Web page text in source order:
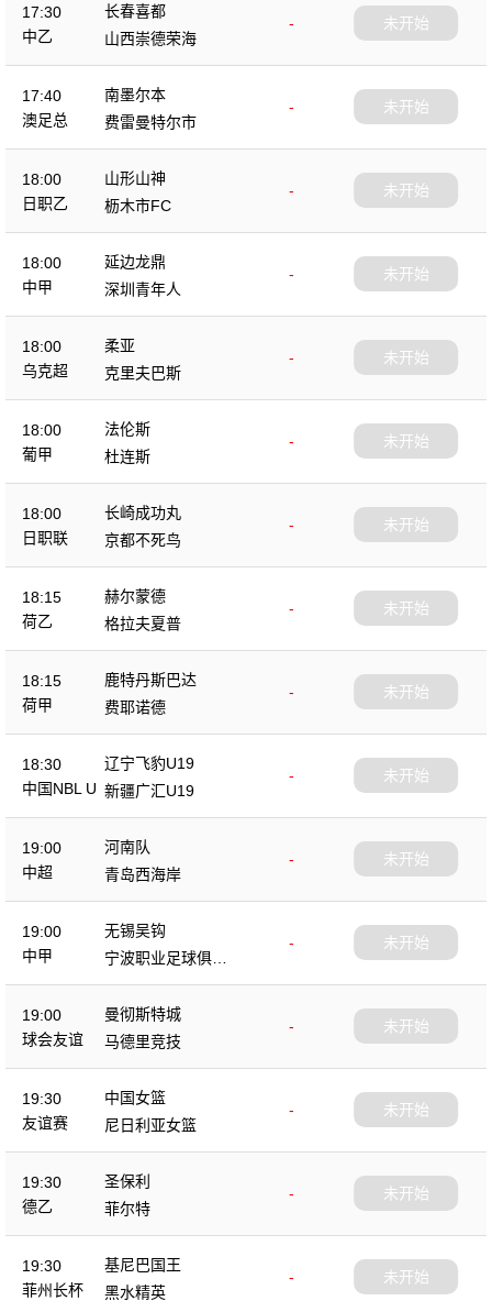
17:30
中乙
长春喜都
-
山西崇德荣海
未开始
17:40
澳足总
南墨尔本
-
费雷曼特尔市
未开始
18:00
日职乙
山形山神
-
枥木市FC
未开始
18:00
中甲
延边龙鼎
-
深圳青年人
未开始
18:00
乌克超
柔亚
-
克里夫巴斯
未开始
18:00
葡甲
法伦斯
-
杜连斯
未开始
18:00
日职联
长崎成功丸
-
京都不死鸟
未开始
18:15
荷乙
赫尔蒙德
-
格拉夫夏普
未开始
18:15
荷甲
鹿特丹斯巴达
-
费耶诺德
未开始
18:30
中国NBL U
辽宁飞豹U19
-
新疆广汇U19
未开始
19:00
中超
河南队
-
青岛西海岸
未开始
19:00
中甲
无锡吴钩
-
宁波职业足球俱乐
部
未开始
19:00
球会友谊
曼彻斯特城
-
马德里竞技
未开始
19:30
友谊赛
中国女篮
-
尼日利亚女篮
未开始
19:30
德乙
圣保利
-
菲尔特
未开始
19:30
菲州长杯
基尼巴国王
-
黑水精英
未开始